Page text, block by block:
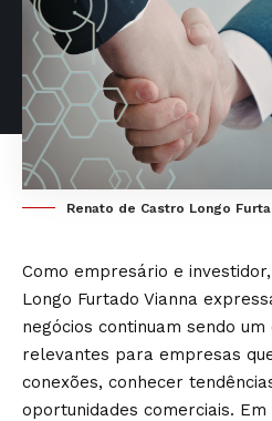
Renato de Castro Longo
Como empresário e
Longo Furtado Vianna
negócios continuam sendo
relevantes para empresas
conexões, conhecer
oportunidades comerciais.